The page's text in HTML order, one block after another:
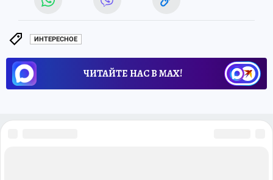
ИНТЕРЕСНОЕ
ЧИТАЙТЕ НАС В МАХ!